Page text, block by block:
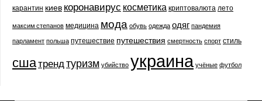
карантин киев коронавирус косметика криптовалюта лето
максим степанов медицина мода обувь одежда одяг пандемия
парламент польша путешествие путешествия смертность спорт стиль
сшатренд туризм убийство украина учёные футбол